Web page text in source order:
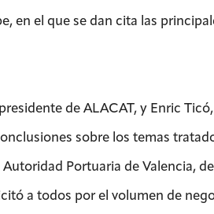
en el que se dan cita las
de ALACAT, y Enric
sobre los temas
Portuaria de Valencia,
a todos por el volumen de